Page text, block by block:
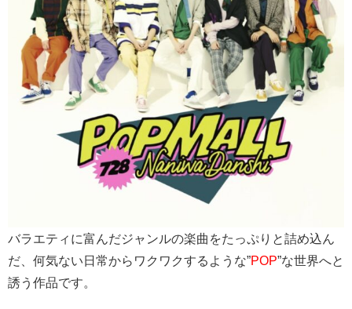
バラエティに富んだジャンルの楽曲をたっぷりと詰め込ん
だ、何気ない日常からワクワクするような”POP”な世界へと
誘う作品です。